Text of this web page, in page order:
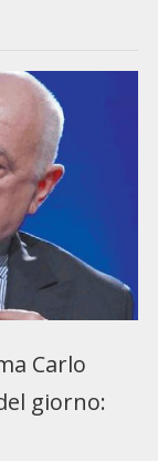
Carlo
giorno: